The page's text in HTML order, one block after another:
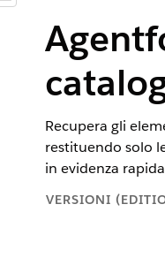
Recupera gli
restituendo solo
in evidenza
VERSIONI